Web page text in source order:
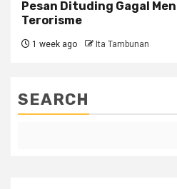
Pesan Dituding Gagal
Terorisme
1 week ago Ita Tambunan
SEARCH